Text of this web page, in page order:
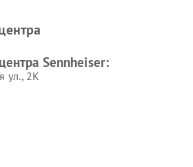
Sennheiser:
ул., 2К